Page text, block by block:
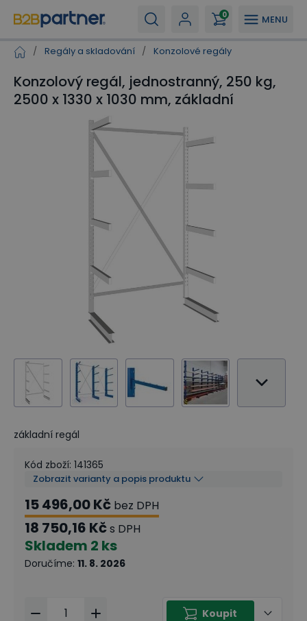
MENU
0
/ Regály a skladování / Konzolové regály
Konzolový regál, jednostranný, 250 kg,
2500 x 1330 x 1030 mm, základní
základní regál
Kód zboží: 141365
Zobrazit varianty a popis produktu
15 496,00 Kč bez DPH
18 750,16 Kčs DPH
Skladem 2 ks
Doručíme: 11. 8. 2026
Koupit